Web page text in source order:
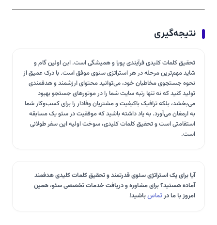
نتیجه‌گیری
تحقیق کلمات کلیدی فرآیندی پویا و همیشگی است. این اولین گام و
شاید مهم‌ترین مرحله در هر استراتژی سئوی موفق است. با درک عمیق از
نحوه جستجوی مخاطبان خود، می‌توانید محتوای ارزشمند و هدفمندی
تولید کنید که نه تنها رتبه سایت شما را در موتورهای جستجو بهبود
می‌بخشد، بلکه ترافیک باکیفیت و مشتریان وفادار را برای کسب‌وکار شما
به ارمغان می‌آورد. به یاد داشته باشید که موفقیت در سئو یک مسابقه
استقامتی است و تحقیق کلمات کلیدی، سوخت اولیه این سفر طولانی
است.
آیا برای یک استراتژی سئوی قدرتمند و تحقیق کلمات کلیدی هدفمند
آماده هستید؟ برای مشاوره و دریافت خدمات تخصصی سئو، همین
امروز با ما درتماسباشید!